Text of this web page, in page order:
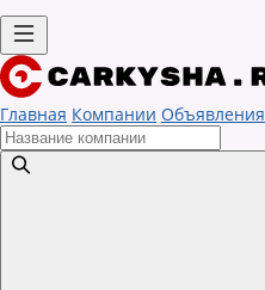
Главная Компании Объявления